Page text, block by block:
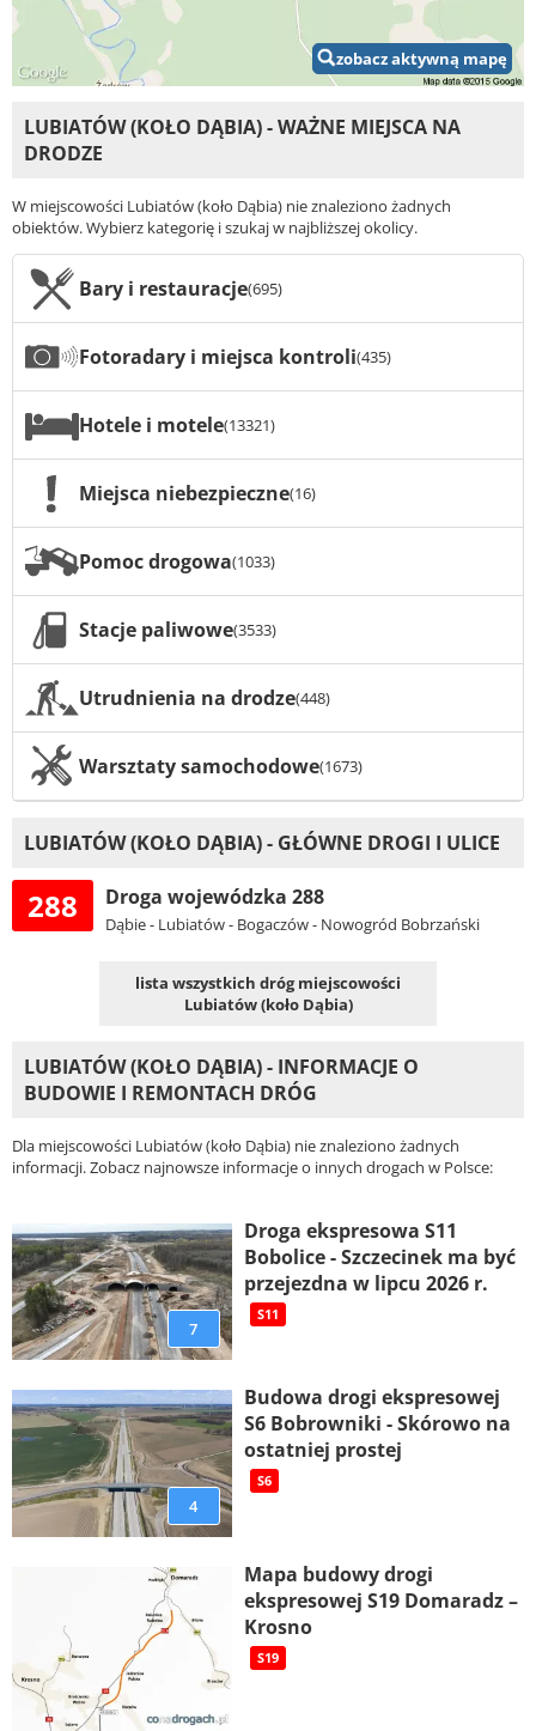
zobacz aktywną mapę
LUBIATÓW (KOŁO DĄBIA) - WAŻNE MIEJSCA NA
DRODZE
W miejscowości Lubiatów (koło Dąbia) nie znaleziono żadnych
obiektów. Wybierz kategorię i szukaj w najbliższej okolicy.
Bary i restauracje(695)
Fotoradary i miejsca kontroli(435)
Hotele i motele(13321)
Miejsca niebezpieczne(16)
Pomoc drogowa(1033)
Stacje paliwowe(3533)
Utrudnienia na drodze(448)
Warsztaty samochodowe(1673)
LUBIATÓW (KOŁO DĄBIA) - GŁÓWNE DROGI I ULICE
288 Droga wojewódzka 288
Dąbie - Lubiatów - Bogaczów - Nowogród Bobrzański
lista wszystkich dróg miejscowości
Lubiatów (koło Dąbia)
LUBIATÓW (KOŁO DĄBIA) - INFORMACJE O
BUDOWIE I REMONTACH DRÓG
Dla miejscowości Lubiatów (koło Dąbia) nie znaleziono żadnych
informacji. Zobacz najnowsze informacje o innych drogach w Polsce:
7
Droga ekspresowa S11
Bobolice - Szczecinek ma być
przejezdna w lipcu 2026 r.
S11
4
Budowa drogi ekspresowej
S6 Bobrowniki - Skórowo na
ostatniej prostej
S6
Mapa budowy drogi
ekspresowej S19 Domaradz –
Krosno
S19